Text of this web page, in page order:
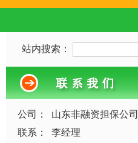
站内搜索：
公司：
山东非融资担保公司
联系：
李经理